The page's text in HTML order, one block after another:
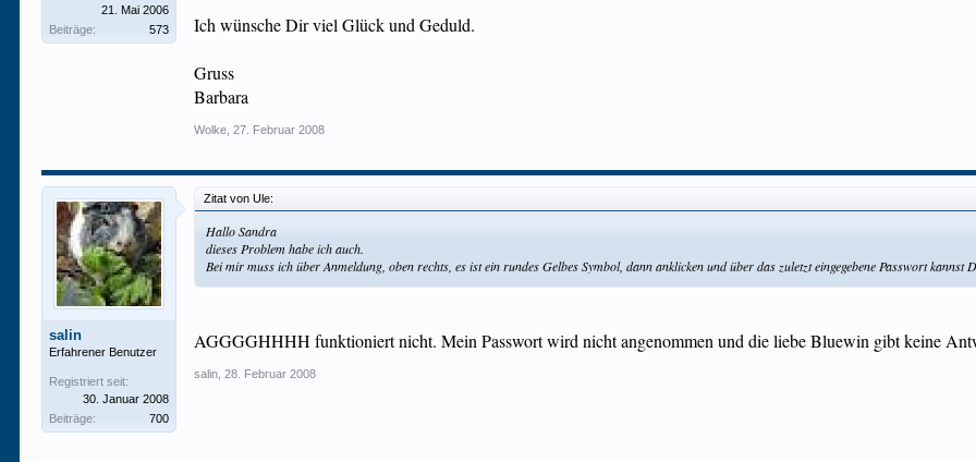
21. Mai 2006
Beiträge:
573 Ich wünsche Dir viel Glück und Geduld.
Gruss
Barbara
Wolke 27. Februar 2008
salin
Erfahrener Benutzer
Registriert seit:
30. Januar 2008
Beiträge:
700
Zitat von Ule:
Hallo Sandra
dieses Problem habe ich auch.
Bei mir muss ich über Anmeldung, oben rechts, es ist ein rundes Gelbes Symbol, dann anklicken und über das zuletzt eingegebene Passwort kannst
AGGGGHHHH funktioniert nicht. Mein Passwort wird nicht angenommen und die liebe Bluewin gibt keine
salin 28. Februar 2008